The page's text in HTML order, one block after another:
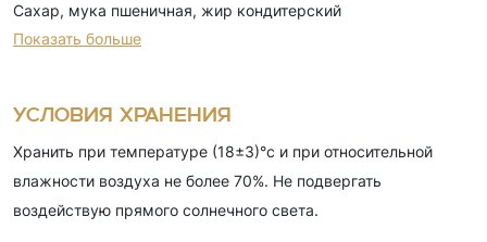
Сахар, мука пшеничная, жир кондитерский
(рафинированное дезодорированное пальмовое масло,
соль, масло подсолнечное, яичный порошок, разрыхлители
(гидрокарбонат аммония, гидрокарбонат натрия),
ароматизаторы (ванилин, шоколад).
Показать больше
Условия хранения
Хранить при температуре (18±3)°с и при относительной
влажности воздуха не более 70%. Не подвергать
воздействую прямого солнечного света.